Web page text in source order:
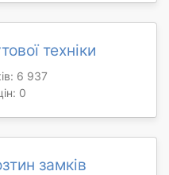
техніки
6 937
0
замків